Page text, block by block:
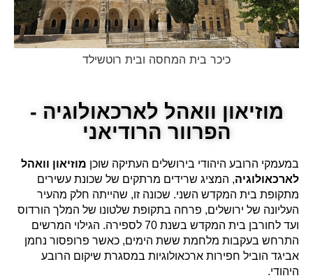
כיכר בית המחסה ובית רוטשילד
מוזיאון וואהל לארכאולוגיה -
הפרוור הרודיאני
במעמקי הרובע היהודי בירושלים העתיקה שוכן מוזיאון וואהל
לארכאולוגיה, המציג שרידים מרתקים של שכונת עשירים
מתקופת בית המקדש השני. שכונה זו, שהייתה חלק מהעיר
העליונה של ירושלים, פרחה בתקופת שלטונו של המלך הורדוס
ועד לחורבן בית המקדש בשנת 70 לספירה. הגילוי המרשים
התרחש בעקבות מלחמת ששת הימים, כאשר פרופסור נחמן
אביגד הוביל חפירות ארכאולוגיות במסגרת שיקום הרובע
היהודי.